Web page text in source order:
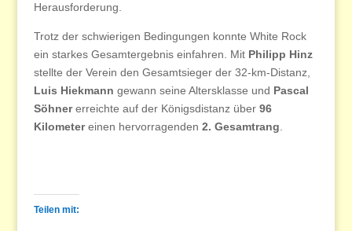
Herausforderung.
Trotz der schwierigen Bedingungen konnte White Rock
ein starkes Gesamtergebnis einfahren. Mit Philipp Hinz
stellte der Verein den Gesamtsieger der 32-km-Distanz,
Luis Hiekmann gewann seine Altersklasse und Pascal
Söhnererreichte auf der Königsdistanz über 96
Kilometereinen hervorragenden 2. Gesamtrang
Teilen mit: